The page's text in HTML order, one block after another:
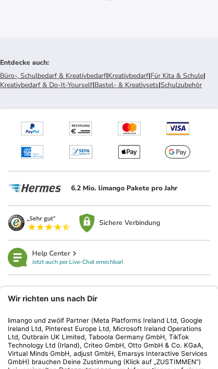
Entdecke auch:
Büro-, Schulbedarf & Kreativbedarf|Kreativbedarf|Für Kita & Schule|
Kreativbedarf & Do-It-Yourself|Bastel- & Kreativsets|Schulzubehör
6.2 Mio. limango Pakete pro Jahr
Sichere Verbindung
Help Center
Jetzt auch per Live-Chat erreichbar!
Kundenservice
Shop